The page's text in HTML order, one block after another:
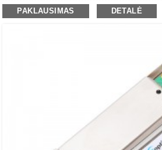
PAKLAUSIMAS DETALĖ